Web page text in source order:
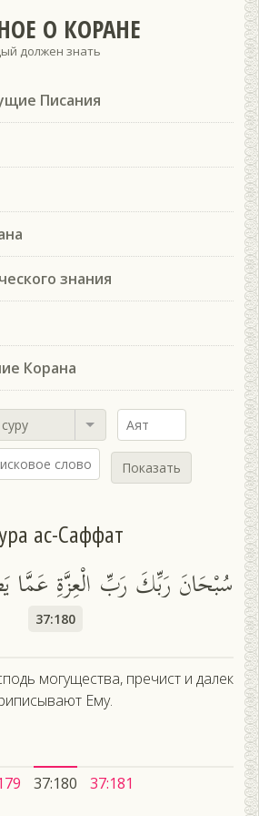
О КОРАНЕ
должен знать
Писания
знания
Корана
Показать
ас-Саффат
سُبْحَانَ رَبِّكَ رَبِّ الْعِزَّةِ عَمَّا
37:180
могущества, пречист и далек
Ему.
37:180 37:181